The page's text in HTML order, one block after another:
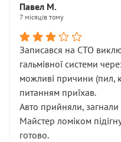
Павел М.
7 місяців тому
Записався на СТО
гальмівної системи
можливі причини (пил,
питанням приїхав.
Авто прийняли,
Майстер ломіком
готово.